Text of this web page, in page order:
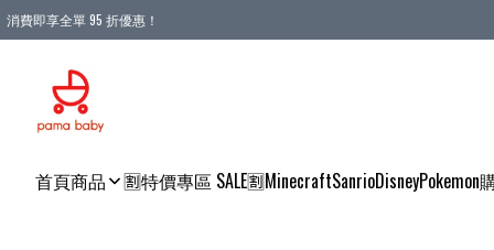
消費即享全單 95 折優惠！
首頁商品 🈹特價專區 SALE🈹MinecraftSanrioDisneyPokemon